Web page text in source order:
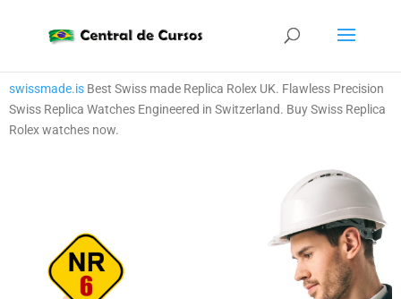
swissmade.is Best Swiss made Replica Rolex UK. Flawless Precision
Swiss Replica Watches Engineered in Switzerland. Buy Swiss Replica
Rolex watches now.